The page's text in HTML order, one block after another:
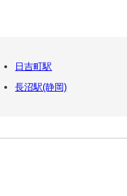
日吉町駅
長沼駅(静岡)